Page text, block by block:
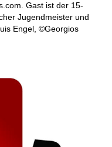
Gast ist der 15-
Jugendmeister und
Engel, ©Georgios